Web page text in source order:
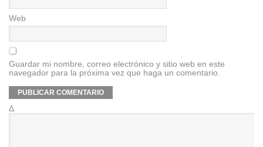
Web
Guardar mi nombre, correo electrónico y sitio web en este
navegador para la próxima vez que haga un comentario.
Δ